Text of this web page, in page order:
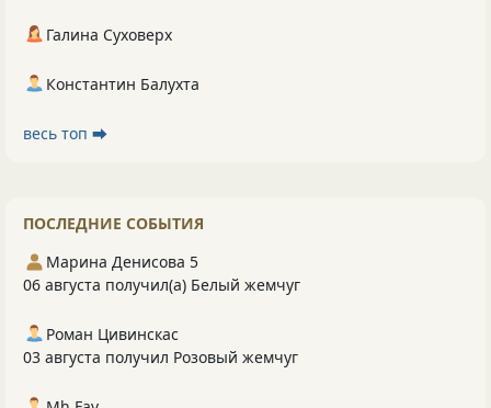
Галина Суховерх
Константин Балухта
весь топ ⮕
ПОСЛЕДНИЕ СОБЫТИЯ
Марина Денисова 5
06 августа получил(а) Белый жемчуг
Роман Цивинскас
03 августа получил Розовый жемчуг